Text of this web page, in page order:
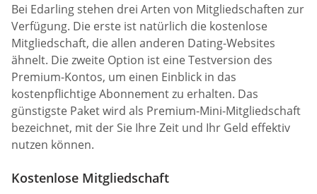
Bei Edarling stehen drei Arten von Mitgliedschaften zur
Verfügung. Die erste ist natürlich die kostenlose
Mitgliedschaft, die allen anderen Dating-Websites
ähnelt. Die zweite Option ist eine Testversion des
Premium-Kontos, um einen Einblick in das
kostenpflichtige Abonnement zu erhalten. Das
günstigste Paket wird als Premium-Mini-Mitgliedschaft
bezeichnet, mit der Sie Ihre Zeit und Ihr Geld effektiv
nutzen können.
Kostenlose Mitgliedschaft